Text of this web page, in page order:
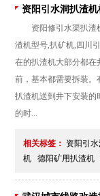
资阳引水洞扒渣
资阳修引水渠扒渣
渣机型号,扒矿机,四川
在的扒渣机大部分都
前，基本都需要拆装。
扒渣机送到井下安装
的时...
相关标签： 资阳引
机
德阳矿用扒渣机